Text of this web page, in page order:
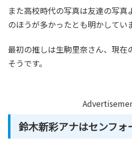
また高校時代の写真は友達の写
のほうが多かったとも明かしてい
最初の推しは生駒里奈さん、現在
そうです。
鈴木新彩アナはセンフォ